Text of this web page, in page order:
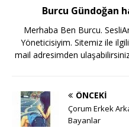
Burcu Gündoğan
Merhaba Ben Burcu.
Yöneticisiyim. Sitemiz ile
mail adresimden
ÖNCEKI
Çorum Erkek
Bayanlar